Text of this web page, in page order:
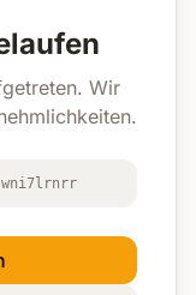
Wir
wni7lrnrr